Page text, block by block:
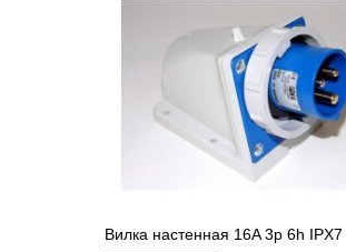
Вилка настенная 16A 3p 6h IPX7